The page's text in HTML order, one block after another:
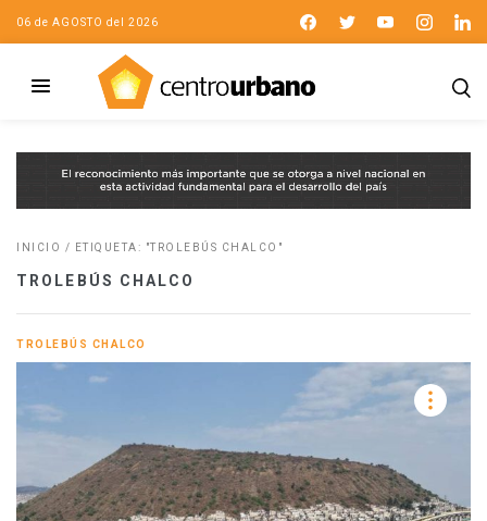
06 de AGOSTO del 2026
INICIO / ETIQUETA: "TROLEBÚS CHALCO"
TROLEBÚS CHALCO
TROLEBÚS CHALCO